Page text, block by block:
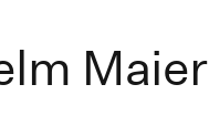
Maier